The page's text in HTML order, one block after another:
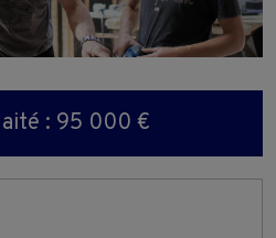
: 95 000 €